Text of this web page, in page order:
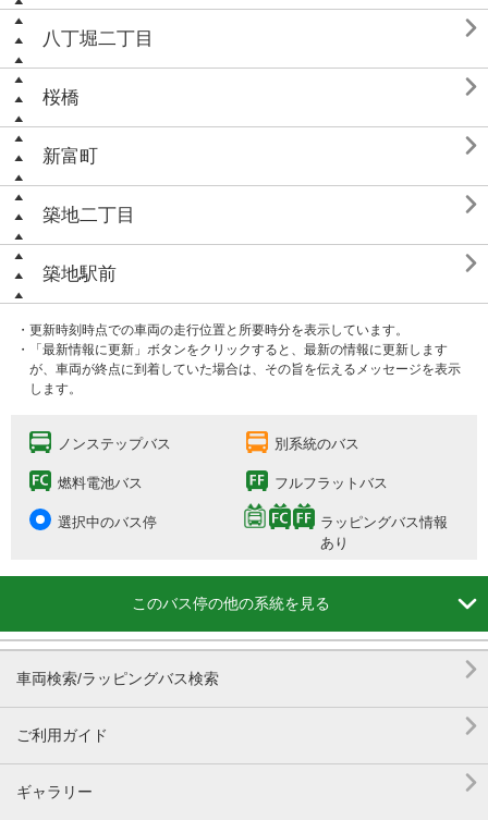
八丁堀二丁目 
桜橋 
新富町 
築地二丁目 
築地駅前 
・更新時刻時点での車両の走行位置と所要時分を表示しています。
・「最新情報に更新」ボタンをクリックすると、最新の情報に更新します
が、車両が終点に到着していた場合は、その旨を伝えるメッセージを表示
します。
ノンステップバス 別系統のバス
燃料電池バス フルフラットバス
選択中のバス停
ラッピングバス情報
あり
このバス停の他の系統を見る 
車両検索/ラッピングバス検索 
ご利用ガイド 
ギャラリー 